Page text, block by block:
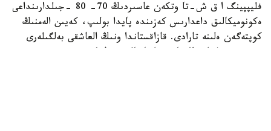
فليپپينگ ا ق ش-تا وتكەن عاسىردىڭ 70- 80 -جىلدارىنداعى
ەكونوميكالىق داعدارىس كەزىندە پايدا بولىپ، كەيىن الەمنىڭ
كوپتەگەن ەلىنە تارادى. قازاقستاندا ونىڭ العاشقى بەلگىلەرى